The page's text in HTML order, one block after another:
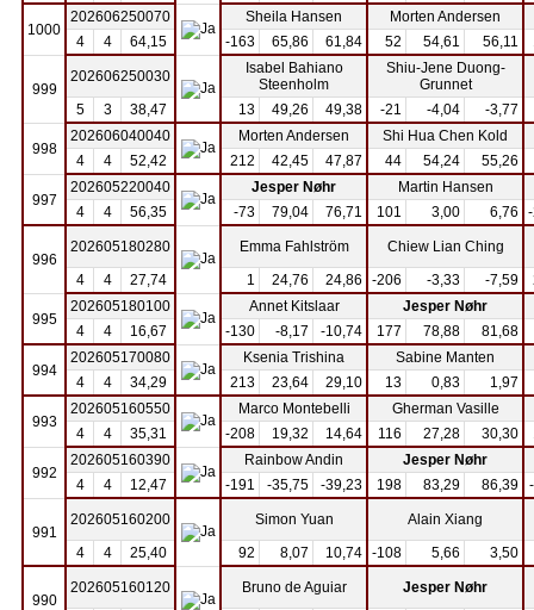
1000
202606250070 Sheila Hansen
Morten Andersen
4
4 64,15 -163 65,86 61,84 52 54,61 56,11
999
202606250030
Isabel Bahiano
Steenholm
Shiu-Jene Duong-
Grunnet
5
3 38,47 13 49,26 49,38 -21 -4,04 -3,77
998
202606040040 Morten Andersen
Shi Hua Chen Kold
4
4 52,42 212 42,45 47,87 44 54,24 55,26
997
202605220040 Jesper Nøhr
Martin Hansen
4
4 56,35 -73 79,04 76,71 101 3,00 6,76
996
202605180280 Emma Fahlström
Chiew Lian Ching
4
4 27,74 1 24,76 24,86 -206 -3,33 -7,59
995
202605180100 Annet Kitslaar
Jesper Nøhr
4
4 16,67 -130 -8,17 -10,74 177 78,88 81,68
994
202605170080 Ksenia Trishina
Sabine Manten
4
4 34,29 213 23,64 29,10 13 0,83 1,97
993
202605160550 Marco Montebelli
Gherman Vasille
4
4 35,31 -208 19,32 14,64 116 27,28 30,30
992
202605160390 Rainbow Andin
Jesper Nøhr
4
4 12,47 -191 -35,75 -39,23 198 83,29 86,39
991
202605160200 Simon Yuan
Alain Xiang
4
4 25,40 92 8,07 10,74 -108 5,66 3,50
990
202605160120 Bruno de Aguiar
Jesper Nøhr